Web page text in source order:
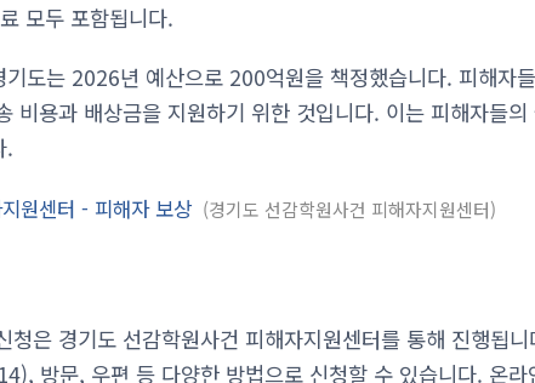
모두 포함됩니다.
도는 2026년 예산으로 200억원을 책정했습니다. 피해자
비용과 배상금을 지원하기 위한 것입니다. 이는 피해자들
.
원센터 - 피해자 보상 경기도 선감학원사건 피해자지원센터
청은 경기도 선감학원사건 피해자지원센터를 통해 진행됩
방문, 우편 등 다양한 방법으로 신청할 수 있습니다. 온라